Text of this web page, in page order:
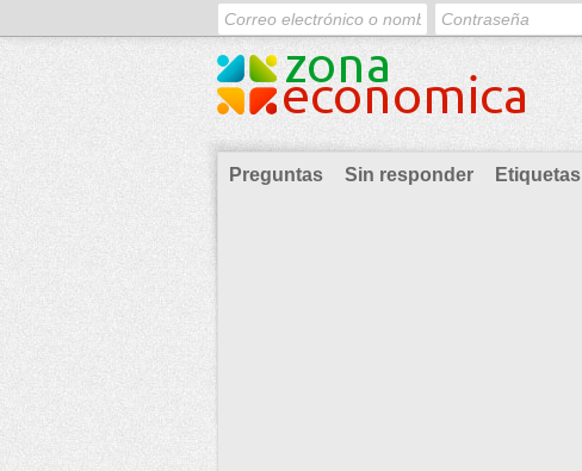
Preguntas Sin responder Etiquetas